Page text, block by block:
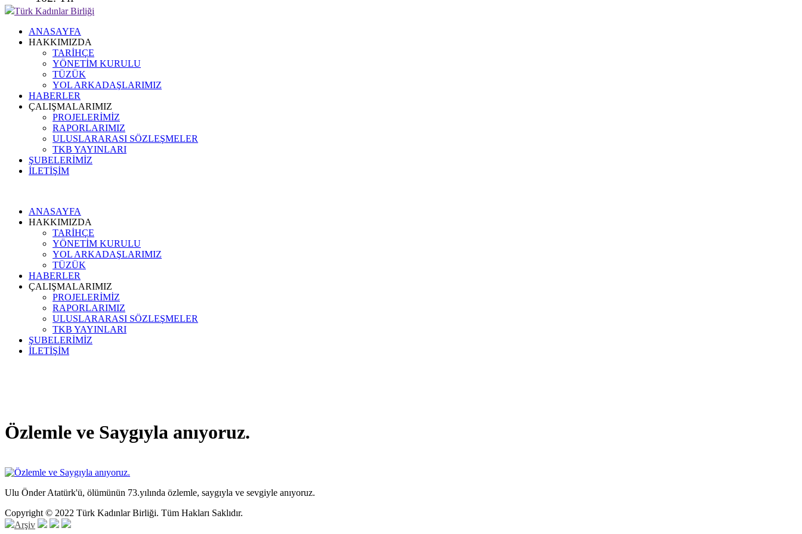
Türk Kadınlar Birliği
ANASAYFA
HAKKIMIZDA
TARİHÇE
YÖNETİM KURULU
TÜZÜK
YOL ARKADAŞLARIMIZ
HABERLER
ÇALIŞMALARIMIZ
PROJELERİMİZ
RAPORLARIMIZ
ULUSLARARASI SÖZLEŞMELER
TKB YAYINLARI
ŞUBELERİMİZ
İLETİŞİM
ANASAYFA
HAKKIMIZDA
TARİHÇE
YÖNETİM KURULU
YOL ARKADAŞLARIMIZ
TÜZÜK
HABERLER
ÇALIŞMALARIMIZ
PROJELERİMİZ
RAPORLARIMIZ
ULUSLARARASI SÖZLEŞMELER
TKB YAYINLARI
ŞUBELERİMİZ
İLETİŞİM
Özlemle ve Saygıyla anıyoruz.
Ulu Önder Atatürk'ü, ölümünün 73.yılında özlemle, saygıyla ve sevgiyle anıyoruz.
Copyright © 2022 Türk Kadınlar Birliği. Tüm Hakları Saklıdır.
Arşiv